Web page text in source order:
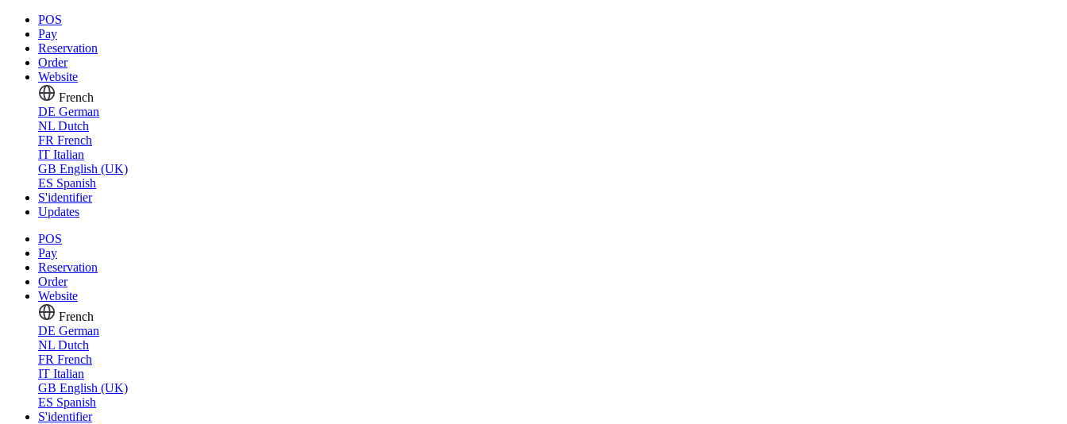
POS
Pay
Reservation
Order
Website
French
DE German
NL Dutch
FR French
IT Italian
GB English (UK)
ES Spanish
S'identifier
Updates
POS
Pay
Reservation
Order
Website
French
DE German
NL Dutch
FR French
IT Italian
GB English (UK)
ES Spanish
S'identifier